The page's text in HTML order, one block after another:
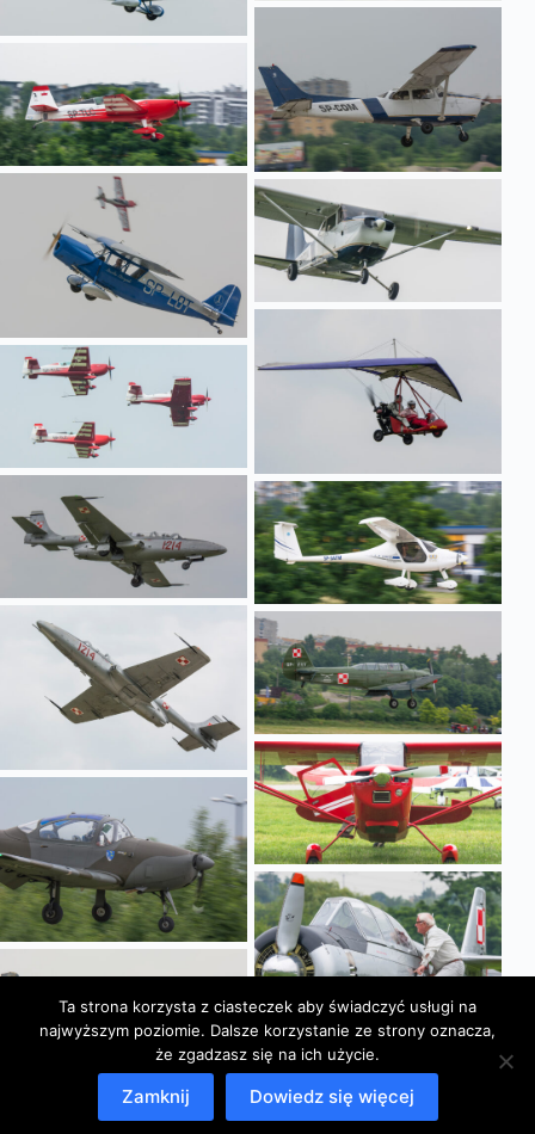
Ta strona korzysta z ciasteczek aby świadczyć usługi na
najwyższym poziomie. Dalsze korzystanie ze strony oznacza,
że zgadzasz się na ich użycie.
Zamknij Dowiedz się więcej